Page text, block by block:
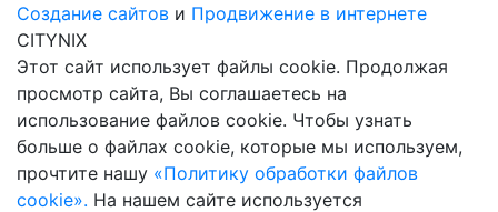
Создание сайтов и Продвижение в интернете
CITYNIX
Этот сайт использует файлы cookie. Продолжая
просмотр сайта, Вы соглашаетесь на
использование файлов cookie. Чтобы узнать
больше о файлах cookie, которые мы используем,
прочтите нашу «Политику обработки файлов
cookie». На нашем сайте используется